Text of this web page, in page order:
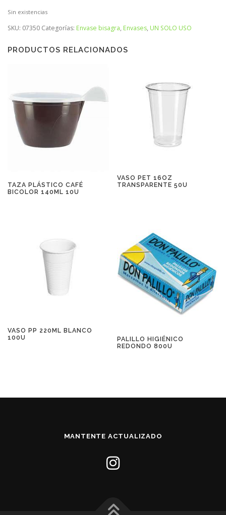
Sin existencias
SKU: 07350 Categorías: Envase bisagra, Envases, UN SOLO USO
PRODUCTOS RELACIONADOS
TAZA PLÁSTICO CAFÉ
BICOLOR 140ML 10U
VASO PET 16OZ
TRANSPARENTE 50U
VASO PP 220ML BLANCO
100U
PALILLO HIGIÉNICO
REDONDO 800U
MANTENTE ACTUALIZADO